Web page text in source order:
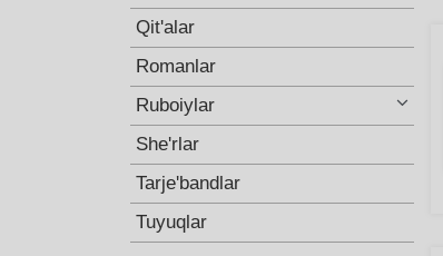
Qit'alar
Romanlar
Ruboiylar
She'rlar
Tarje'bandlar
Tuyuqlar